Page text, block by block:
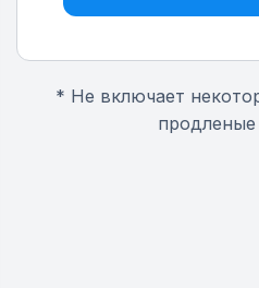
* Не включает